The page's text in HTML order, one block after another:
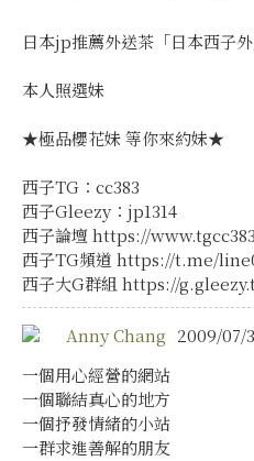
日本jp推薦外送茶「日本西子外
本人照選妹
★極品櫻花妹 等你來約妹★
西子TG：cc383
西子Gleezy：jp1314
西子論壇 https://
西子TG頻道 https://t.me/
西子大G群組 https://
Anny Chang 2009/07/
一個用心經營的網站
一個聯結真心的地方
一個抒發情緒的小站
一群求進善解的朋友